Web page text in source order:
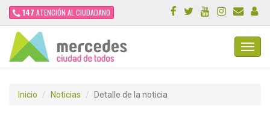
147 ATENCIÓN AL CIUDADANO
Inicio Noticias Detalle de la noticia